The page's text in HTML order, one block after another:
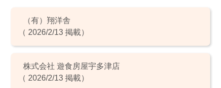
（有）翔洋舎
（ 2026/2/13 掲載）
株式会社 遊食房屋宇多津店
（ 2026/2/13 掲載）